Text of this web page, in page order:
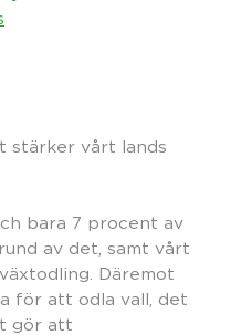
stärker vårt lands
bara 7 procent av
av det, samt vårt
Däremot
för att odla vall, det
gör att